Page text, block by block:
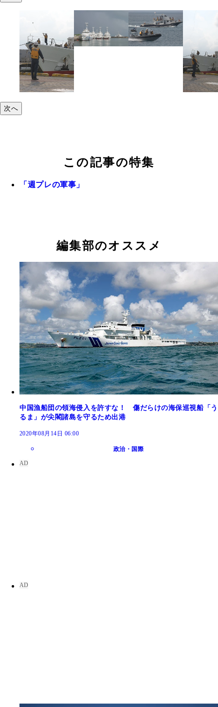
次へ
この記事の特集
「週プレの軍事」
編集部のオススメ
中国漁船団の領海侵入を許すな！ 傷だらけの海保巡視船「う
るま」が尖閣諸島を守るため出港
2020年08月14日 06:00
政治・国際